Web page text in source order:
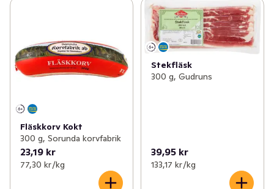
Fläskkorv Kokt
300 g, Sorunda korvfabrik
23,19 kr
77,30 kr /kg
Stekfläsk
300 g, Gudruns
39,95 kr
133,17 kr /kg